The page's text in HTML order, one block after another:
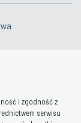
i zgodność z
serwisu